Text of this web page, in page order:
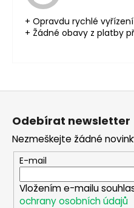
+ Opravdu rychlé
+ Žádné obavy z platby
Z
Odebírat newsletter
Nezmeškejte žádné
E-mail
Vložením e-mailu
ochrany osobních údajů